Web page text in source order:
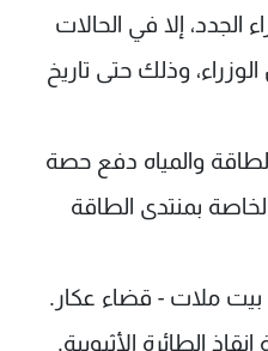
الجدد، إلا في الحالات
وذلك حتى تاريخ
والمياه دفع حصة
بمنتدى الطاقة
ملات - قضاء عكار.
الطائرة الأثيوبية.